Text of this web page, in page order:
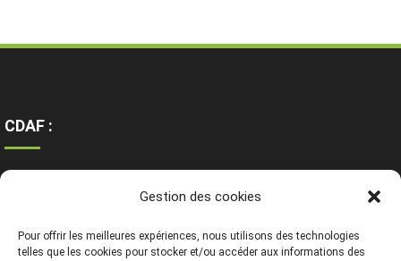
Gestion des cookies
Pour offrir les meilleures expériences, nous utilisons des technologies
telles que les cookies pour stocker et/ou accéder aux informations des
CDAF :
Mentions légales